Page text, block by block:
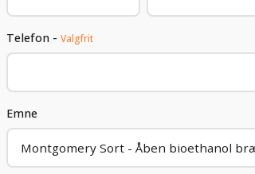
Telefon - Valgfrit
Emne